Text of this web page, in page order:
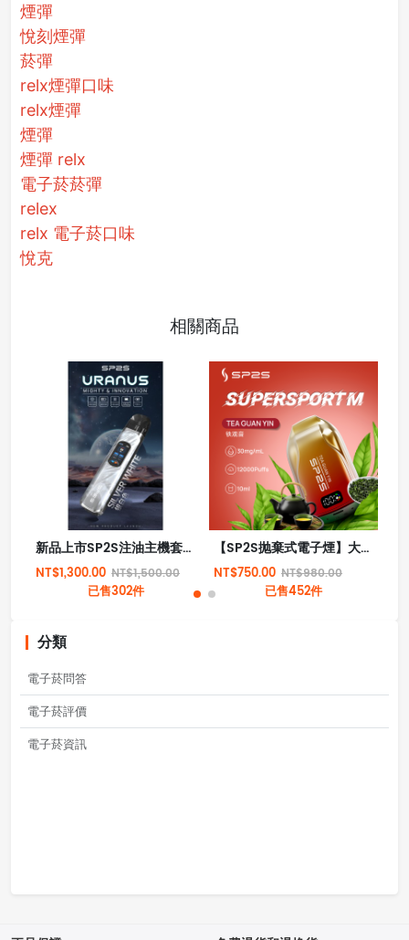
煙彈
悅刻煙彈
菸彈
relx煙彈口味
relx煙彈
煙彈
煙彈 relx
電子菸菸彈
relex
relx 電子菸口味
悅克
相關商品
新品上市SP2S注油主機套裝 天王星小煙機 多檔調節 高功率電子主機
NT$1,300.00 NT$1,500.00
已售302件
【SP2S抛棄式電子煙】大容量12000口 | 3%尼古丁 | 多種口味選擇 | 台灣現貨
NT$750.00 NT$980.00
已售452件
分類
電子菸問答
電子菸評價
電子菸資訊